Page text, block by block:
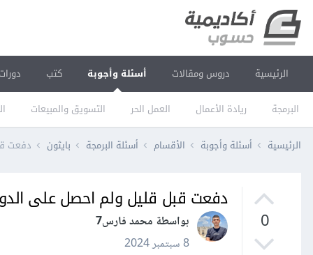
الرئيسية دروس ومقالات أسئلة وأجوبة
البرمجة ريادة الأعمال العمل الحر التسويق والمبيعات
كتب دورات
الرئيسية أسئلة وأجوبة الأقسام أسئلة البرمجة بايثون دفعت
0
دفعت قبل قليل ولم احصل على
بواسطة محمد فارس7
8 سبتمبر 2024